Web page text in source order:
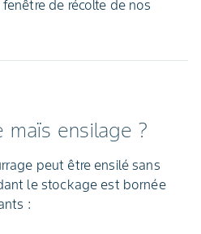
de récolte de nos
maïs ensilage ?
peut être ensilé sans
le stockage est bornée
: